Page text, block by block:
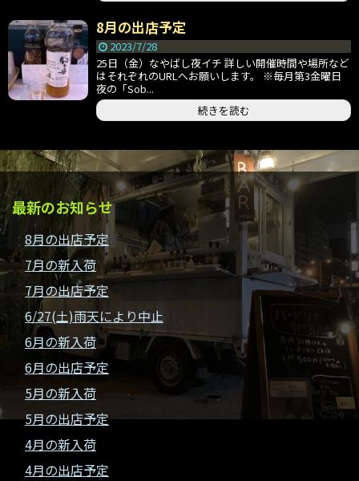
8月の出店予定
2023/7/28
25日（金）なやばし夜イチ 詳しい開催時間や場所など
はそれぞれのURLへお願いします。 ※毎月第3金曜日
夜の「Sob...
続きを読む
最新のお知らせ
8月の出店予定
7月の新入荷
7月の出店予定
6/27(土)雨天により中止
6月の新入荷
6月の出店予定
5月の新入荷
5月の出店予定
4月の新入荷
4月の出店予定